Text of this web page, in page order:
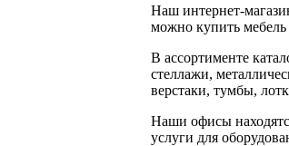
Наш интернет-
можно купить мебель
В ассортименте
стеллажи,
верстаки, тумбы,
Наши офисы
услуги для